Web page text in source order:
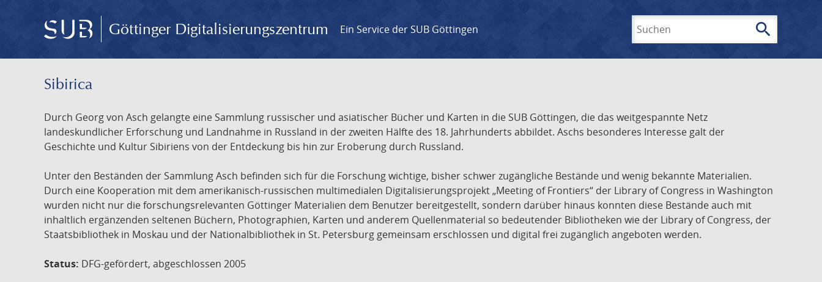
Göttinger Digitalisierungszentrum Ein Service der SUB Göttingen search
Sibirica
Durch Georg von Asch gelangte eine Sammlung russischer und asiatischer Bücher und Karten in die SUB Göttingen, die das weitgespannte Netz
landeskundlicher Erforschung und Landnahme in Russland in der zweiten Hälfte des 18. Jahrhunderts abbildet. Aschs besonderes Interesse galt der
Geschichte und Kultur Sibiriens von der Entdeckung bis hin zur Eroberung durch Russland.
Unter den Beständen der Sammlung Asch befinden sich für die Forschung wichtige, bisher schwer zugängliche Bestände und wenig bekannte Materialien.
Durch eine Kooperation mit dem amerikanisch-russischen multimedialen Digitalisierungsprojekt „Meeting of Frontiers“ der Library of Congress in Washington
wurden nicht nur die forschungsrelevanten Göttinger Materialien dem Benutzer bereitgestellt, sondern darüber hinaus konnten diese Bestände auch mit
inhaltlich ergänzenden seltenen Büchern, Photographien, Karten und anderem Quellenmaterial so bedeutender Bibliotheken wie der Library of Congress, der
Staatsbibliothek in Moskau und der Nationalbibliothek in St. Petersburg gemeinsam erschlossen und digital frei zugänglich angeboten werden.
Status: DFG-gefördert, abgeschlossen 2005